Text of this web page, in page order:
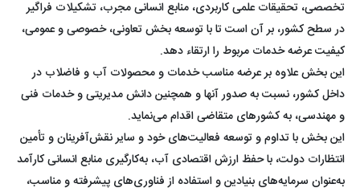
تخصصی، تحقیقات علمی کاربردی،‌ منابع انسانی مجرب، تشکیلات فراگیر
در سطح کشور، بر آن است تا با توسعه بخش تعاونی، خصوصی و عمومی،
کیفیت عرضه خدمات مربوط را ارتقاء دهد.
این بخش علاوه بر عرضه مناسب خدمات و محصولات آب و فاضلاب در
داخل کشور، نسبت به صدور آنها و همچنین دانش مدیریتی و خدمات فنی
و مهندسی، به کشورهای متقاضی اقدام می‌نماید.
این بخش با تداوم و توسعه فعالیت‌های خود و سایر نقش‌آفرینان و تأمین
انتظارات دولت، با حفظ ارزش اقتصادی آب، به‌کارگیری منابع انسانی کارآمد
به‌عنوان سرمایه‌های بنیادین و استفاده از فناوری‌های پیشرفته و مناسب،